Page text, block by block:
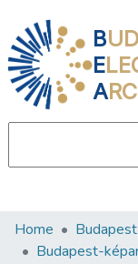
B
E
A
Communities &
Home
Budapest-